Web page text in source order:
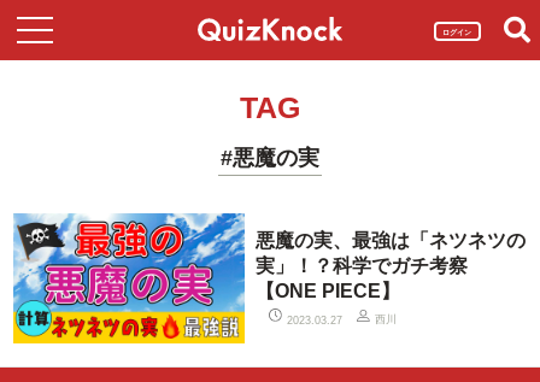
ログイン
TAG
#悪魔の実
悪魔の実、最強は「ネツネツの
実」！？科学でガチ考察
【ONE PIECE】
2023.03.27 西川